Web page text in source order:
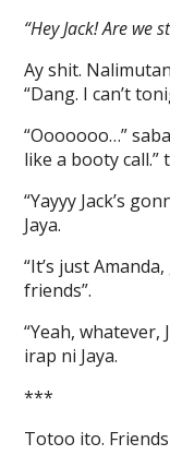
“Hey Jack! Are we
Ay shit.
“Dang. I can’t
“Ooooooo…”
like a booty call.”
“Yayyy Jack’s
Jaya.
“It’s just
friends”.
“Yeah, whatever,
irap ni Jaya.
***
Totoo ito.